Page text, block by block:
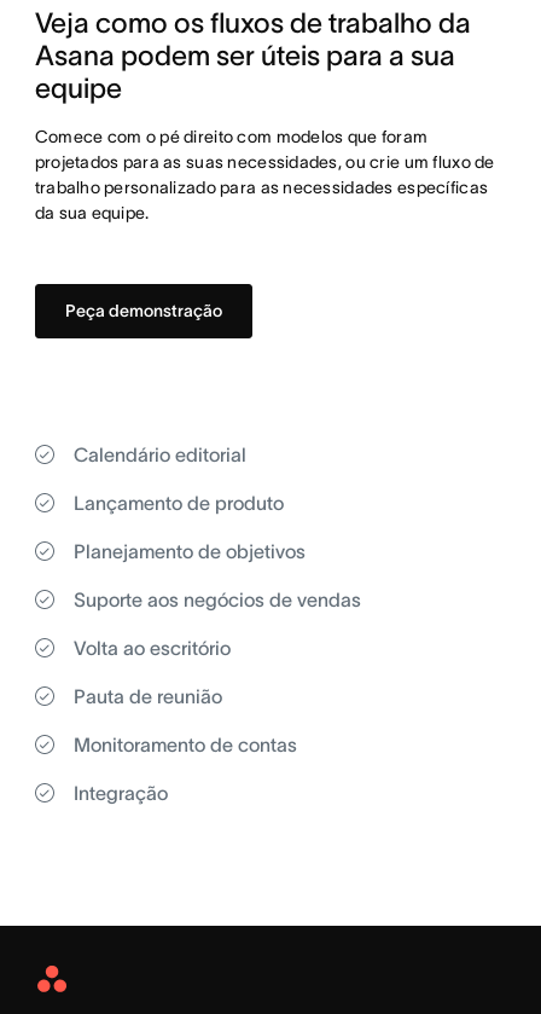
Veja como os fluxos de trabalho da
Asana podem ser úteis para a sua
equipe
Comece com o pé direito com modelos que foram
projetados para as suas necessidades, ou crie um fluxo de
trabalho personalizado para as necessidades específicas
da sua equipe.
Peça demonstração
Calendário editorial
Lançamento de produto
Planejamento de objetivos
Suporte aos negócios de vendas
Volta ao escritório
Pauta de reunião
Monitoramento de contas
Integração
Asana